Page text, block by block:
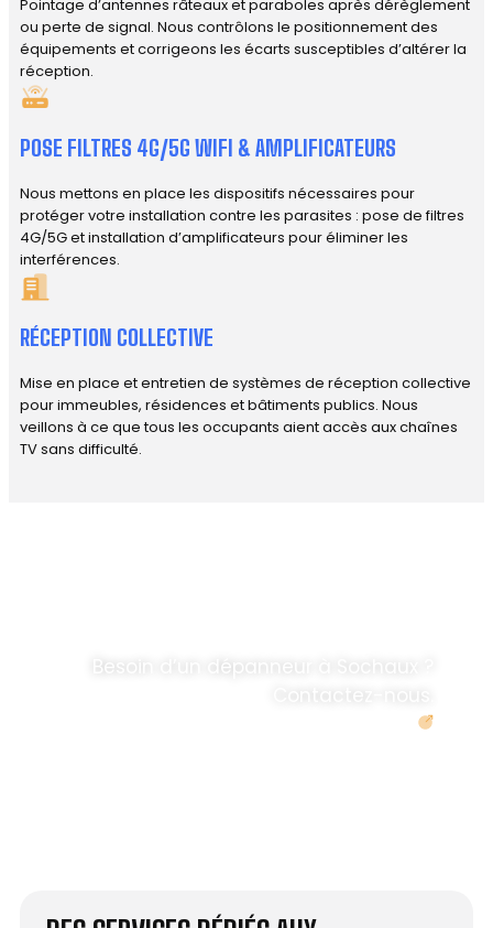
Pointage d’antennes râteaux et paraboles après dérèglement
ou perte de signal. Nous contrôlons le positionnement des
équipements et corrigeons les écarts susceptibles d’altérer la
réception.
POSE FILTRES 4G/5G WIFI & AMPLIFICATEURS
Nous mettons en place les dispositifs nécessaires pour
protéger votre installation contre les parasites : pose de filtres
4G/5G et installation d’amplificateurs pour éliminer les
interférences.
RÉCEPTION COLLECTIVE
Mise en place et entretien de systèmes de réception collective
pour immeubles, résidences et bâtiments publics. Nous
veillons à ce que tous les occupants aient accès aux chaînes
TV sans difficulté.
Besoin d’un dépanneur à Sochaux ?